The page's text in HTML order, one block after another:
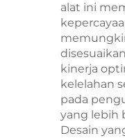
alat ini
kinerja
kelelahan
pada
yang lebih
Desain